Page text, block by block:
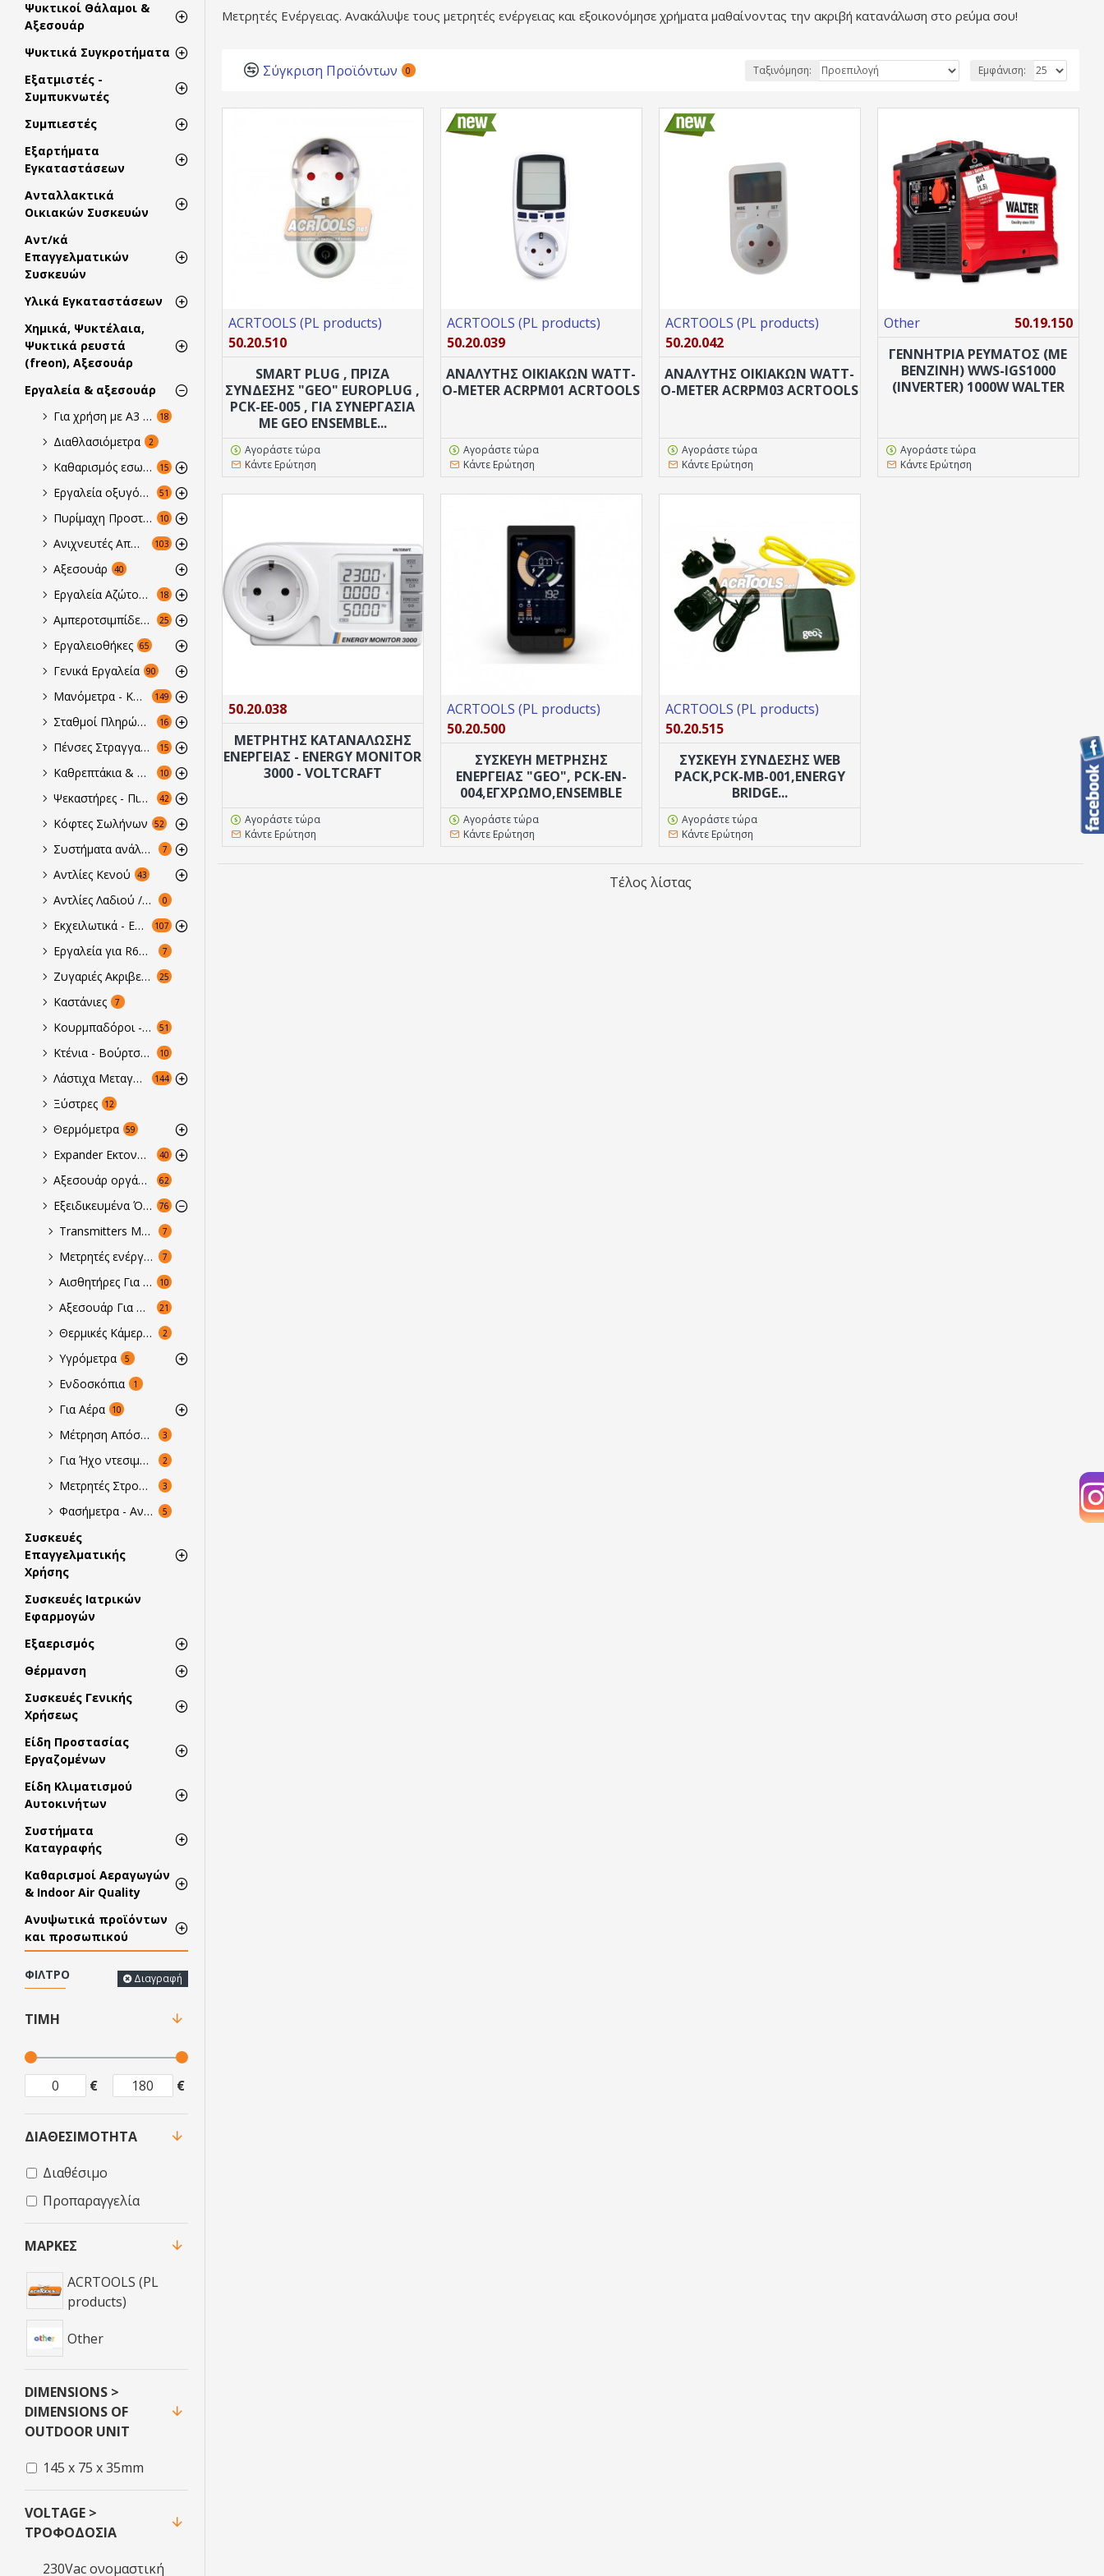
Ψυκτικοί Θάλαμοι &
Αξεσουάρ
Ψυκτικά Συγκροτήματα
Εξατμιστές -
Συμπυκνωτές
Συμπιεστές
Εξαρτήματα
Εγκαταστάσεων
Ανταλλακτικά
Οικιακών Συσκευών
Αντ/κά
Επαγγελματικών
Συσκευών
Υλικά Εγκαταστάσεων
Χημικά, Ψυκτέλαια,
Ψυκτικά ρευστά
(freon), Αξεσουάρ
Εργαλεία & αξεσουάρ
Για χρήση με A3 Εύφλεκτα & Εκρηκτικά Αέρια
18
Διαθλασιόμετρα 2
Καθαρισμός εσωτερικών κυκλωμάτων 15
Εργαλεία οξυγόνου & αξεσουάρ συγκόλλησης 51
Πυρίμαχη Προστασία 10
Ανιχνευτές Απωλειών 103
Αξεσουάρ 40
Εργαλεία Αζώτου Για Πρεσάρισμα & Για Κόλημμα 18
Αμπεροτσιμπίδες - Πολύμετρα -Tester 25
Εργαλειοθήκες 65
Γενικά Εργαλεία 90
Μανόμετρα - Κάσες 149
Σταθμοί Πληρώσεως, Ανάκτησης - Ανακύκλωσης 16
Πένσες Στραγγαλισμού 15
Καθρεπτάκια & Hλεκτρονικά Ενδσκόπια 10
Ψεκαστήρες - Πιεστικά 42
Κόφτες Σωλήνων 52
Συστήματα ανάλυσης, απόδοσης & καθαριότητας 7
Αντλίες Κενού 43
Αντλίες Λαδιού / Ελεγκτές Οξύτητας 0
Εκχειλωτικά - Εκτονωτικά Συνδυαζόμενα 107
Εργαλεία για R600a, R290 7
Ζυγαριές Ακριβείας & Ογκομετρητές 25
Καστάνιες 7
Κουρμπαδόροι - Ελατήρια & Διαμόρφωση Σωλήνων 51
Κτένια - Βούρτσες στοιχείων 10
Λάστιχα Μεταγγίσεως - Κενού 144
Ξύστρες 12
Θερμόμετρα 59
Expander Εκτονωτές - Ταφαδόροι - Πρέσες 40
Αξεσουάρ οργάνωσης τεχνικών 62
Εξειδικευμένα Όργανα Μέτρησης 76
Transmitters Μεταδότες για Πίεση, Θερμοκρασία & Αέρα 7
Μετρητές ενέργειας 7
Αισθητήρες Για Όργανα 10
Αξεσουάρ Για Όργανα 21
Θερμικές Κάμερες Ελέγχου 2
Υγρόμετρα 5
Ενδοσκόπια 1
Για Αέρα 10
Μέτρηση Απόστασης με Laser ή Υπέρηχους 3
Για Ήχο ντεσιμπελόμετρα 2
Μετρητές Στροφών 3
Φασήμετρα - Ανιχνευτές Διαδοχής Φάσεων 5
Συσκευές
Επαγγελματικής
Χρήσης
Συσκευές Ιατρικών
Εφαρμογών
Εξαερισμός
Θέρμανση
Συσκευές Γενικής
Χρήσεως
Είδη Προστασίας
Εργαζομένων
Είδη Κλιματισμού
Αυτοκινήτων
Συστήματα
Καταγραφής
Καθαρισμοί Αεραγωγών
& Indoor Air Quality
Ανυψωτικά προϊόντων
και προσωπικού
ΦΊΛΤΡΟ Διαγραφή
ΤΙΜΉ
€ €
ΜΆΡΚΕΣ
ACRTOOLS (PL
products)
Other
DIMENSIONS >
DIMENSIONS OF
OUTDOOR UNIT
145 x 75 x 35mm
VOLTAGE >
ΤΡΟΦΟΔΟΣΊΑ
230Vac ονομαστική
ΔΙΑΘΕΣΙΜΌΤΗΤΑ
Διαθέσιμο
Προπαραγγελία
Μετρητές Ενέργειας. Ανακάλυψε τους μετρητές ενέργειας και εξοικονόμησε χρήματα μαθαίνοντας την ακριβή κατανάλωση στο ρεύμα σου!
Σύγκριση Προϊόντων 0 Ταξινόμηση: Εμφάνιση:
ACRTOOLS (PL products)
50.20.510
SMART PLUG , ΠΡΊΖΑ
ΣΎΝΔΕΣΗΣ "GEO" EUROPLUG ,
PCK-EE-005 , ΓΙΑ ΣΥΝΕΡΓΑΣΊΑ
ΜΕ GEO ENSEMBLE...
Αγοράστε τώρα
Κάντε Ερώτηση
ACRTOOLS (PL products)
50.20.039
ΑΝΑΛΥΤΗΣ ΟΙΚΙΑΚΩΝ WATT-
O-METER ACRPM01 ACRTOOLS
Αγοράστε τώρα
Κάντε Ερώτηση
ACRTOOLS (PL products)
50.20.042
ΑΝΑΛΥΤΗΣ ΟΙΚΙΑΚΩΝ WATT-
O-METER ACRPM03 ACRTOOLS
Αγοράστε τώρα
Κάντε Ερώτηση
Other
50.19.150
ΓΕΝΝΗΤΡΙΑ ΡΕΥΜΑΤΟΣ (ΜΕ
ΒΕΝΖΊΝΗ) WWS-IGS1000
(INVERTER) 1000W WALTER
Αγοράστε τώρα
Κάντε Ερώτηση
50.20.038
ΜΕΤΡΗΤΗΣ ΚΑΤΑΝΑΛΩΣΗΣ
ΕΝΕΡΓΕΙΑΣ - ENERGY MONITOR
3000 - VOLTCRAFT
Αγοράστε τώρα
Κάντε Ερώτηση
ACRTOOLS (PL products)
50.20.500
ΣΥΣΚΕΥΉ ΜΕΤΡΗΣΗΣ
ΕΝΕΡΓΕΙΑΣ "GEO", PCK-EN-
004,ΈΓΧΡΩΜΟ,ENSEMBLE
Αγοράστε τώρα
Κάντε Ερώτηση
ACRTOOLS (PL products)
50.20.515
ΣΥΣΚΕΥΗ ΣΎΝΔΕΣΗΣ WEB
PACK,PCK-MB-001,ENERGY
BRIDGE...
Αγοράστε τώρα
Κάντε Ερώτηση
Τέλος λίστας